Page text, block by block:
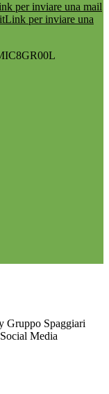
per inviare una mail
Link per inviare una
Gruppo Spaggiari
Media